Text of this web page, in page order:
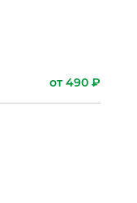
от 490 ₽